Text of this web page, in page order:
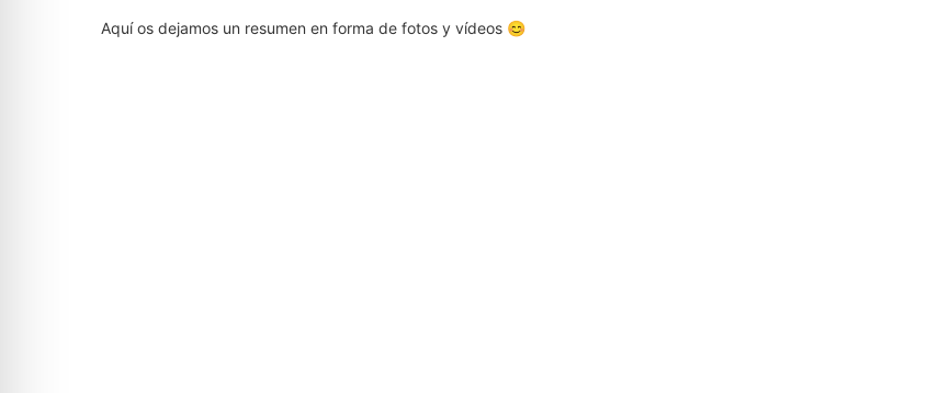
Aquí os dejamos un resumen en forma de fotos y vídeos 😊